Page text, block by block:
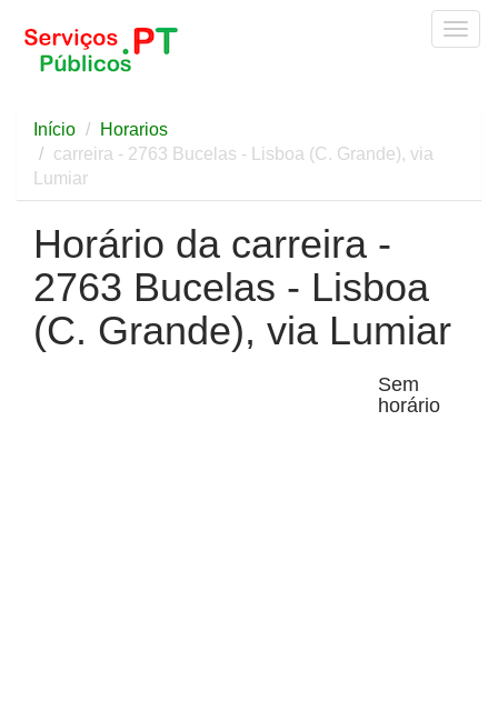
Início
Horarios
carreira - 2763 Bucelas - Lisboa (C. Grande), via
Lumiar
Horário da carreira -
2763 Bucelas - Lisboa
(C. Grande), via Lumiar
Sem
horário